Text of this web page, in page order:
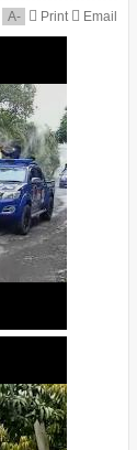
A- Print Email